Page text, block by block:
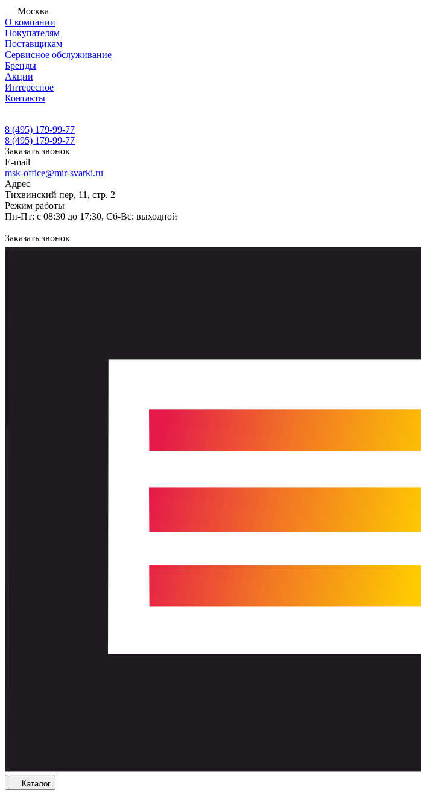
Москва
О компании
Покупателям
Поставщикам
Сервисное обслуживание
Бренды
Акции
Интересное
Контакты
8 (495) 179-99-77
8 (495) 179-99-77
Заказать звонок
E-mail
msk-office@mir-svarki.ru
Адрес
Тихвинский пер, 11, стр. 2
Режим работы
Пн-Пт: с 08:30 до 17:30, Сб-Вс: выходной
Заказать звонок
Каталог